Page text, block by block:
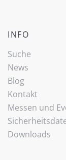
INFO
Suche
News
Blog
Kontakt
Messen und
Downloads